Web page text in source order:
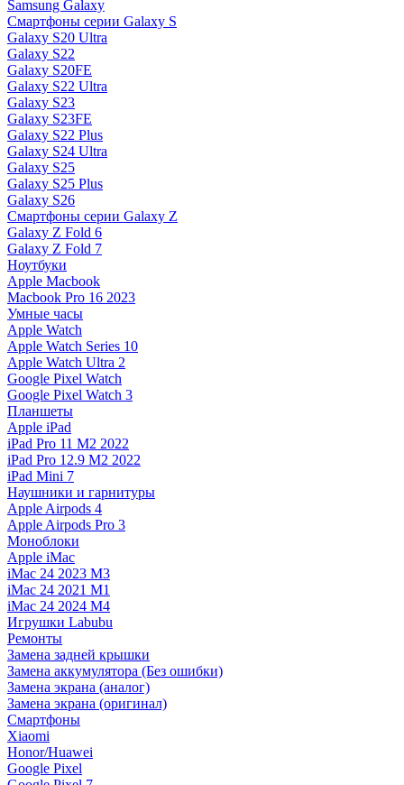
Samsung Galaxy
Смартфоны серии Galaxy S
Galaxy S20 Ultra
Galaxy S22
Galaxy S20FE
Galaxy S22 Ultra
Galaxy S23
Galaxy S23FE
Galaxy S22 Plus
Galaxy S24 Ultra
Galaxy S25
Galaxy S25 Plus
Galaxy S26
Смартфоны серии Galaxy Z
Galaxy Z Fold 6
Galaxy Z Fold 7
Ноутбуки
Apple Macbook
Macbook Pro 16 2023
Умные часы
Apple Watch
Apple Watch Series 10
Apple Watch Ultra 2
Google Pixel Watch
Google Pixel Watch 3
Планшеты
Apple iPad
iPad Pro 11 M2 2022
iPad Pro 12.9 M2 2022
iPad Mini 7
Наушники и гарнитуры
Apple Airpods 4
Apple Airpods Pro 3
Моноблоки
Apple iMac
iMac 24 2023 M3
iMac 24 2021 M1
iMac 24 2024 M4
Игрушки Labubu
Ремонты
Замена задней крышки
Замена аккумулятора (Без ошибки)
Замена экрана (аналог)
Замена экрана (оригинал)
Смартфоны
Xiaomi
Honor/Huawei
Google Pixel